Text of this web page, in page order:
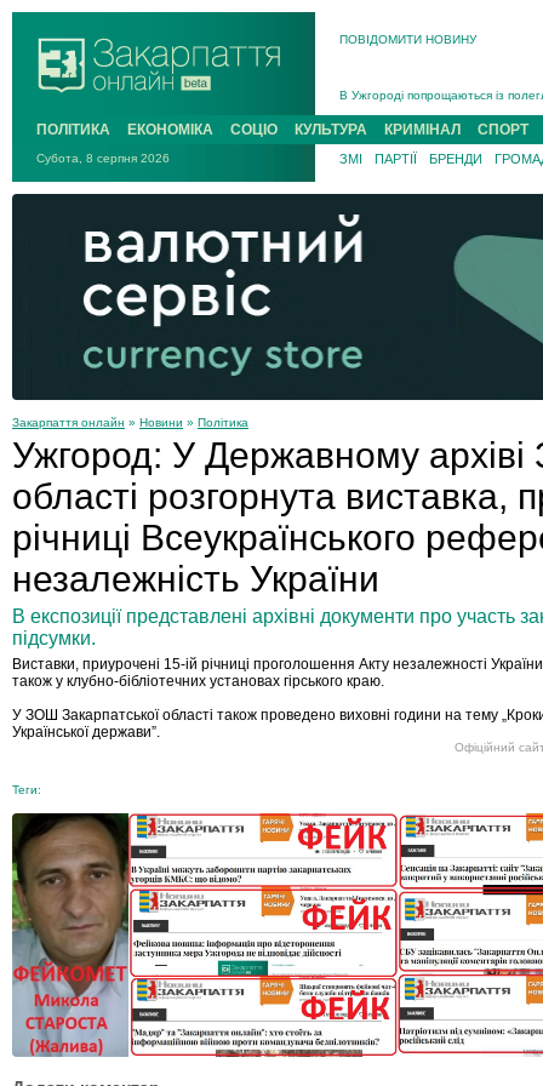
ПОВІДОМИТИ НОВИНУ
В Ужгороді попрощаються із
В Ужгороді 5 серпня
Підтвердили загибель
На війні з рф поліг військовий з
На Хустщині внаслідок ДТП за
Інструктора районного ТЦК на
ПОЛІТИКА ЕКОНОМІКА СОЦІО КУЛЬТУРА КРИМІНАЛ СПОРТ
Субота, 8 серпня 2026 ЗМІ ПАРТІЇ БРЕНДИ
Закарпаття онлайн » Новини » Політика
Ужгород: У Державному архіві
області розгорнута виставка,
річниці Всеукраїнського
незалежність України
В експозиції представлені архівні документи про участь
підсумки.
Виставки, приурочені 15-ій річниці проголошення Акту незалежності
також у клубно-бібліотечних установах гірського краю.
У ЗОШ Закарпатської області також проведено виховні години на тему
Української держави”.
Офіційний
Теги: